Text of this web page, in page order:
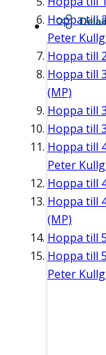
Hoppa till
Peter
Hoppa till
Hoppa till
(MP)
Hoppa till
Hoppa till
Hoppa till
Peter
Hoppa till
Hoppa till
(MP)
Hoppa till
Hoppa till
Peter